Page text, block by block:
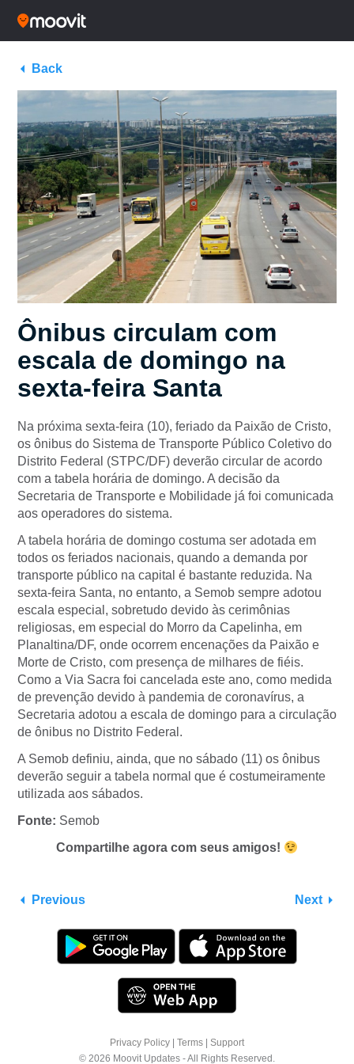
Back
Ônibus circulam com
escala de domingo na
sexta-feira Santa
Na próxima sexta-feira (10), feriado da Paixão de Cristo,
os ônibus do Sistema de Transporte Público Coletivo do
Distrito Federal (STPC/DF) deverão circular de acordo
com a tabela horária de domingo. A decisão da
Secretaria de Transporte e Mobilidade já foi comunicada
aos operadores do sistema.
A tabela horária de domingo costuma ser adotada em
todos os feriados nacionais, quando a demanda por
transporte público na capital é bastante reduzida. Na
sexta-feira Santa, no entanto, a Semob sempre adotou
escala especial, sobretudo devido às cerimônias
religiosas, em especial do Morro da Capelinha, em
Planaltina/DF, onde ocorrem encenações da Paixão e
Morte de Cristo, com presença de milhares de fiéis.
Como a Via Sacra foi cancelada este ano, como medida
de prevenção devido à pandemia de coronavírus, a
Secretaria adotou a escala de domingo para a circulação
de ônibus no Distrito Federal.
A Semob definiu, ainda, que no sábado (11) os ônibus
deverão seguir a tabela normal que é costumeiramente
utilizada aos sábados.
Fonte: Semob
Compartilhe agora com seus amigos!
Previous Next
Privacy Policy Terms
Support
© 2026 Moovit Updates - All Rights Reserved.